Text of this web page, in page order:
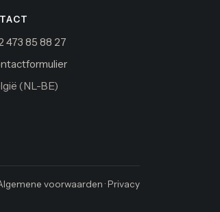
473 85 88 27
(NL-BE)
voorwaarden ·Privacy